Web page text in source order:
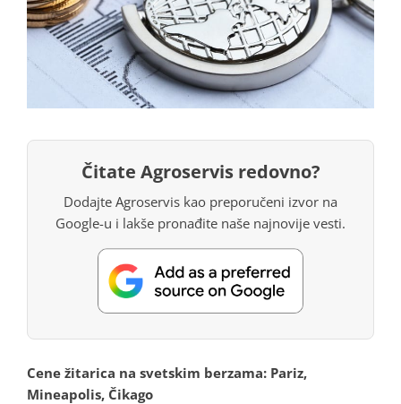
Čitate Agroservis redovno?
Dodajte Agroservis kao preporučeni izvor na
Google-u i lakše pronađite naše najnovije vesti.
Cene žitarica na svetskim berzama: Pariz,
Mineapolis, Čikago